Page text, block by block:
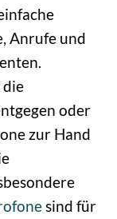
Anrufe und
die
oder
zur Hand
sind für